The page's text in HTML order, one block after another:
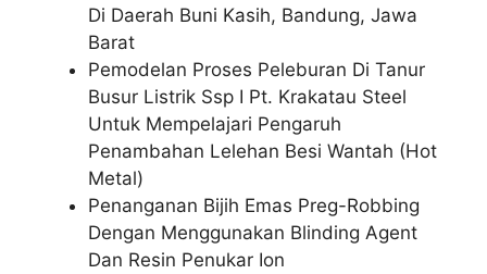
Di Daerah Buni Kasih, Bandung, Jawa
Barat
Pemodelan Proses Peleburan Di Tanur
Busur Listrik Ssp I Pt. Krakatau Steel
Untuk Mempelajari Pengaruh
Penambahan Lelehan Besi Wantah (Hot
Metal)
Penanganan Bijih Emas Preg-Robbing
Dengan Menggunakan Blinding Agent
Dan Resin Penukar Ion